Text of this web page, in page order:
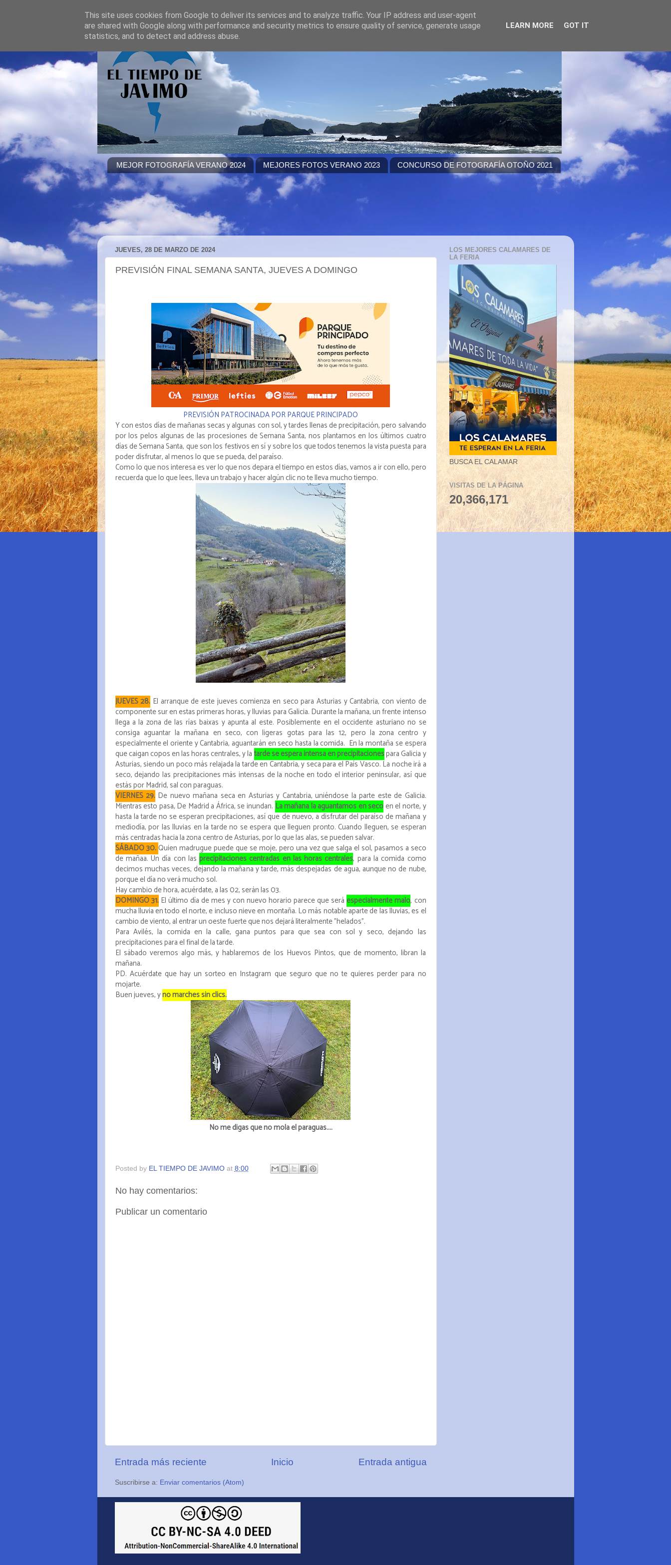
MEJOR FOTOGRAFÍA VERANO 2024 MEJORES FOTOS VERANO 2023 CONCURSO DE FOTOGRAFÍA OTOÑO 2021
JUEVES, 28 DE MARZO DE 2024
PREVISIÓN FINAL SEMANA SANTA, JUEVES A DOMINGO
PREVISIÓN PATROCINADA POR PARQUE PRINCIPADO
Y con estos días de mañanas secas y algunas con sol, y tardes llenas de precipitación, pero salvando
por los pelos algunas de las procesiones de Semana Santa, nos plantamos en los últimos cuatro
días de Semana Santa, que son los festivos en sí y sobre los que todos tenemos la vista puesta para
poder disfrutar, al menos lo que se pueda, del paraíso.
Como lo que nos interesa es ver lo que nos depara el tiempo en estos días, vamos a ir con ello, pero
recuerda que lo que lees, lleva un trabajo y hacer algún clic no te lleva mucho tiempo.
JUEVES 28. El arranque de este jueves comienza en seco para Asturias y Cantabria, con viento de
componente sur en estas primeras horas, y lluvias para Galicia. Durante la mañana, un frente intenso
llega a la zona de las rías baixas y apunta al este. Posiblemente en el occidente asturiano no se
consiga aguantar la mañana en seco, con ligeras gotas para las 12, pero la zona centro y
especialmente el oriente y Cantabria, aguantarán en seco hasta la comida. En la montaña se espera
que caigan copos en las horas centrales, y latarde se espera intensa en precipitacionespara Galicia y
Asturias, siendo un poco más relajada la tarde en Cantabria, y seca para el País Vasco. La noche irá a
seco, dejando las precipitaciones más intensas de la noche en todo el interior peninsular, así que
estás por Madrid, sal con paraguas.
VIERNES 29.De nuevo mañana seca en Asturias y Cantabria, uniéndose la parte este de Galicia.
Mientras esto pasa, De Madrid a África, se inundan. La mañana la aguantamos en seco en el norte, y
hasta la tarde no se esperan precipitaciones, así que de nuevo, a disfrutar del paraíso de mañana y
mediodía, por las lluvias en la tarde no se espera que lleguen pronto. Cuando lleguen, se esperan
más centradas hacia la zona centro de Asturias, por lo que las alas, se pueden salvar.
SÁBADO 30.Quien madrugue puede que se moje, pero una vez que salga el sol, pasamos a seco
de mañaa. Un día con lasprecipitaciones centradas en las horas centrales, para la comida como
decimos muchas veces, dejando la mañana y tarde, más despejadas de agua, aunque no de nube,
porque el día no verá mucho sol.
Hay cambio de hora, acuérdate, a las 02, serán las 03.
DOMINGO 31.El último día de mes y con nuevo horario parece que seráespecialmente malo, con
mucha lluvia en todo el norte, e incluso nieve en montaña. Lo más notable aparte de las lluvias, es el
cambio de viento, al entrar un oeste fuerte que nos dejará literalmente "helados".
Para Avilés, la comida en la calle, gana puntos para que sea con sol y seco, dejando las
precipitaciones para el final de la tarde.
El sábado veremos algo más, y hablaremos de los Huevos Pintos, que de momento, libran la
mañana.
PD. Acuérdate que hay un sorteo en Instagram que seguro que no te quieres perder para no
mojarte.
Buen jueves, yno marches sin clics.
No me digas que no mola el paraguas....
Posted by EL TIEMPO DE JAVIMO at 8:00
No hay comentarios:
Publicar un comentario
Entrada más reciente Entrada antigua
Inicio
Suscribirse a: Enviar comentarios (Atom)
LOS MEJORES CALAMARES DE
LA FERIA
BUSCA EL CALAMAR
VISITAS DE LA PÁGINA
20,366,171
This site uses cookies from Google to deliver its services and to analyze traffic. Your IP address and user-agent
are shared with Google along with performance and security metrics to ensure quality of service, generate usage
statistics, and to detect and address abuse.
LEARN MORE GOT IT